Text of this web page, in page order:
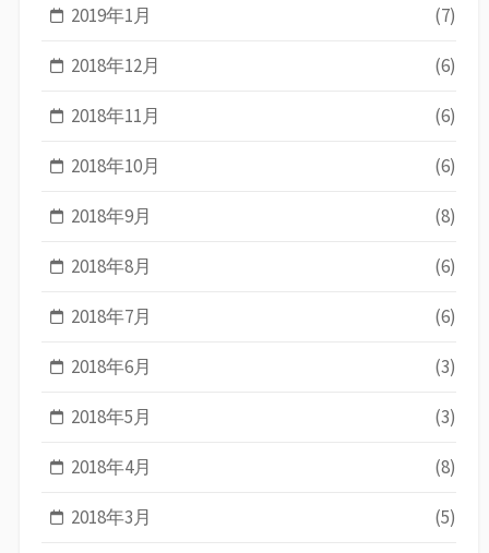
2019年1月 (7)
2018年12月 (6)
2018年11月 (6)
2018年10月 (6)
2018年9月 (8)
2018年8月 (6)
2018年7月 (6)
2018年6月 (3)
2018年5月 (3)
2018年4月 (8)
2018年3月 (5)